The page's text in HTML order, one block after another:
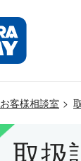
お客様相談室
取扱